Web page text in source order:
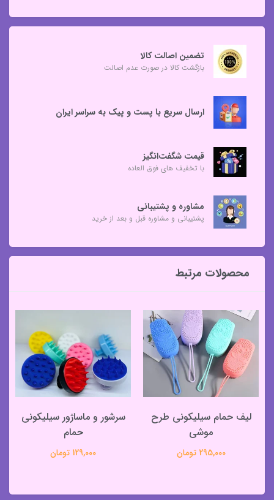
تضمین اصالت کالا
بازگشت کالا در صورت عدم اصالت
ارسال سریع با پست و پیک به سراسر ایران
قیمت شگفت‌انگیز
با تخفیف های فوق العاده
مشاوره و پشتیبانی
پشتیبانی و مشاوره قبل و بعد از خرید
محصولات مرتبط
لیف حمام سیلیکونی طرح
موشی
295,000 تومان
سرشور و ماساژور سیلیکونی
حمام
129,000 تومان